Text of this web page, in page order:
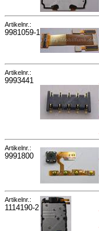
Artikelnr.:
9981059-1
Artikelnr.:
9993441
Artikelnr.:
9991800
Artikelnr.:
1114190-2